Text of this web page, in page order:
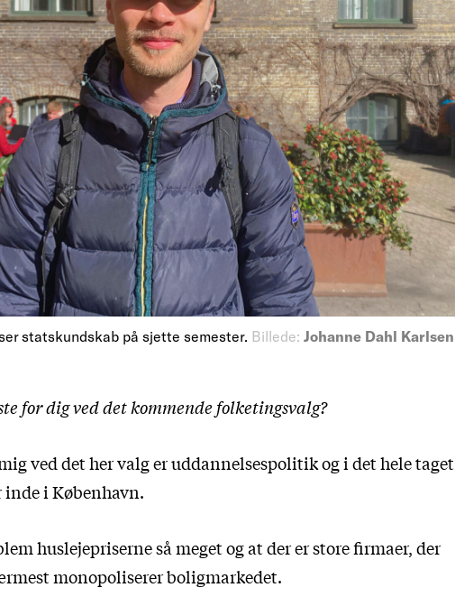
statskundskab på sjette semester. Billede: Johanne Dahl Karlsen
for dig ved det kommende folketingsvalg?
ved det her valg er uddannelsespolitik og i det hele taget
i København.
huslejepriserne så meget og at der er store firmaer, der
monopoliserer boligmarkedet.